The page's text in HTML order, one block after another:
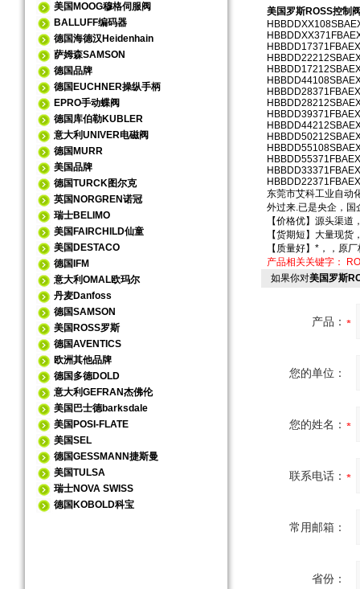
美国MOOG穆格伺服阀
BALLUFF编码器
德国海德汉Heidenhain
萨姆森SAMSON
德国品牌
德国EUCHNER操纵手柄
EPRO手动蝶阀
德国库伯勒KUBLER
意大利UNIVER电磁阀
德国MURR
美国品牌
德国TURCK图尔克
英国NORGREN诺冠
瑞士BELIMO
美国FAIRCHILD仙童
美国DESTACO
德国IFM
意大利OMAL欧玛尔
丹麦Danfoss
德国SAMSON
美国ROSS罗斯
德国AVENTICS
欧洲其他品牌
德国多德DOLD
意大利GEFRAN杰佛伦
美国巴士德barksdale
美国POSI-FLATE
美国SEL
德国GESSMANN捷斯曼
美国TULSA
瑞士NOVA SWISS
德国KOBOLD科宝
美国罗斯ROSS控制
东莞市艾科工业自动
外过来.已是央企，国
【价格优】源头渠
【货期短】大量现
【质量好】*，，原
产品相关关键字：
如果你对美国罗斯
产品：
您的单位：
您的姓名：
联系电话：
常用邮箱：
省份：